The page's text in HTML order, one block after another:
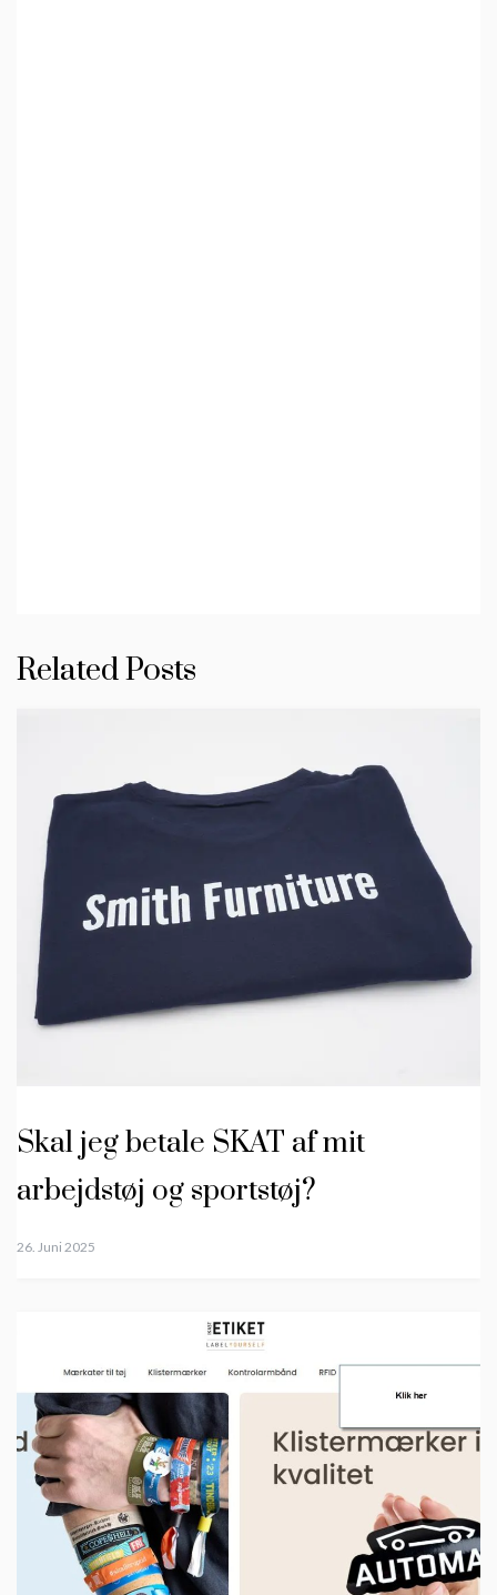
Related Posts
Skal jeg betale SKAT af mit
arbejdstøj og sportstøj?
26. Juni 2025